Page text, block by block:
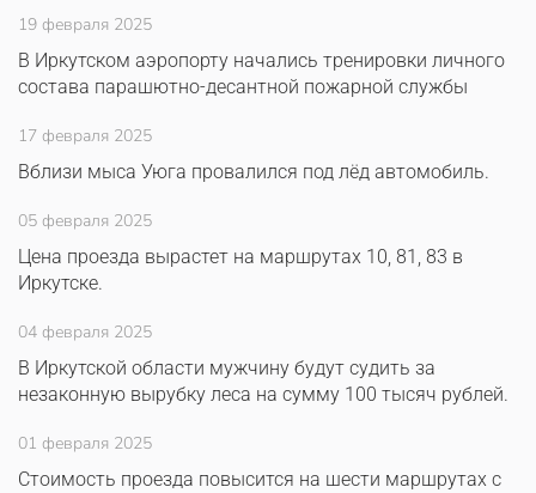
19 февраля 2025
В Иркутском аэропорту начались тренировки личного
состава парашютно-десантной пожарной службы
17 февраля 2025
Вблизи мыса Уюга провалился под лёд автомобиль.
05 февраля 2025
Цена проезда вырастет на маршрутах 10, 81, 83 в
Иркутске.
04 февраля 2025
В Иркутской области мужчину будут судить за
незаконную вырубку леса на сумму 100 тысяч рублей.
01 февраля 2025
Стоимость проезда повысится на шести маршрутах с